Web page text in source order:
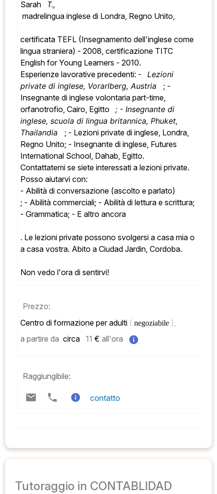
Sarah T.,
madrelingua inglese di Londra, Regno Unito,
certificata TEFL (Insegnamento dell'inglese come
lingua straniera) - 2008, certificazione TITC
English for Young Learners - 2010.
Esperienze lavorative precedenti: - Lezioni
private di inglese, Vorarlberg, Austria
; -
Insegnante di inglese volontaria part-time,
orfanotrofio, Cairo, Egitto ; - Insegnante di
inglese, scuola di lingua britannica, Phuket,
Thailandia
; - Lezioni private di inglese, Londra,
Regno Unito; - Insegnante di inglese, Futures
International School, Dahab, Egitto.
Contattatemi se siete interessati a lezioni private.
Posso aiutarvi con:
- Abilità di conversazione (ascolto e parlato)
; - Abilità commerciali; - Abilità di lettura e scrittura;
- Grammatica; - E altro ancora
. Le lezioni private possono svolgersi a casa mia o
a casa vostra. Abito a Ciudad Jardin, Cordoba.
Non vedo l'ora di sentirvi!
Prezzo:
Centro di formazione per adulti ( negoziabile ),
a partire da circa 11 € all'ora
Raggiungibile:
contatto
Tutoraggio in CONTABLIDAD